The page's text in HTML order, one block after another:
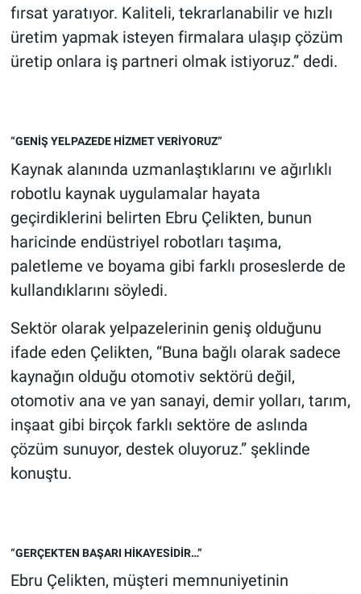
fırsat yaratıyor. Kaliteli, tekrarlanabilir ve hızlı
üretim yapmak isteyen firmalara ulaşıp çözüm
üretip onlara iş partneri olmak istiyoruz.” dedi.
“GENİŞ YELPAZEDE HİZMET VERİYORUZ”
Kaynak alanında uzmanlaştıklarını ve ağırlıklı
robotlu kaynak uygulamalar hayata
geçirdiklerini belirten Ebru Çelikten, bunun
haricinde endüstriyel robotları taşıma,
paletleme ve boyama gibi farklı proseslerde de
kullandıklarını söyledi.
Sektör olarak yelpazelerinin geniş olduğunu
ifade eden Çelikten, “Buna bağlı olarak sadece
kaynağın olduğu otomotiv sektörü değil,
otomotiv ana ve yan sanayi, demir yolları, tarım,
inşaat gibi birçok farklı sektöre de aslında
çözüm sunuyor, destek oluyoruz.” şeklinde
konuştu.
“GERÇEKTEN BAŞARI HİKAYESİDİR…”
Ebru Çelikten, müşteri memnuniyetinin